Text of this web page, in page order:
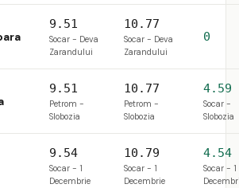
9.51
Socar - Deva
Zarandului
10.77
Socar - Deva
Zarandului
0
9.51
Petrom -
Slobozia
10.77
Petrom -
Slobozia
4.59
Socar -
Slobozia
9.54
Socar - 1
Decembrie
10.79
Socar - 1
Decembrie
4.54
Socar - 1